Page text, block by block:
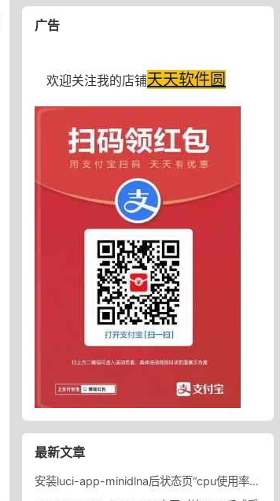
广告
欢迎关注我的店铺天天软件圆
最新文章
安装luci-app-minidlna后状态页“cpu使用率“显示虚高，排除过程记录。